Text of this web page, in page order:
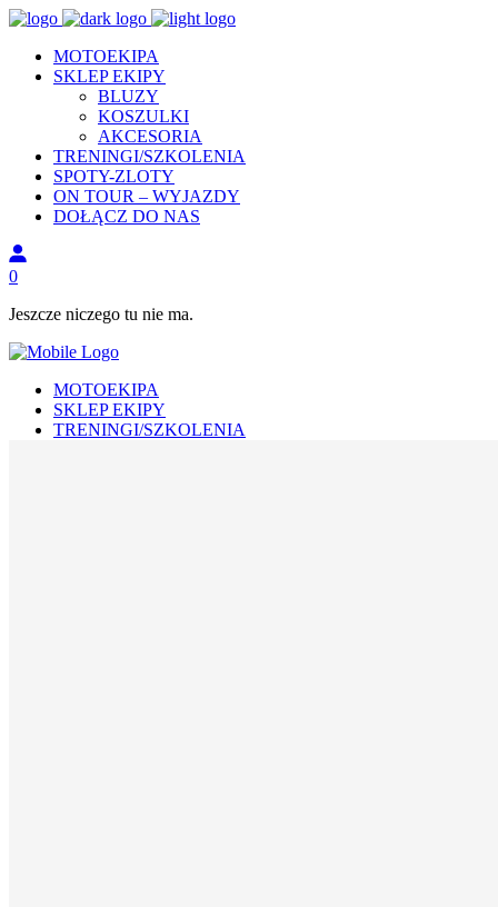
MOTOEKIPA
SKLEP EKIPY
BLUZY
KOSZULKI
AKCESORIA
TRENINGI/SZKOLENIA
SPOTY-ZLOTY
ON TOUR – WYJAZDY
DOŁĄCZ DO NAS
0
Jeszcze niczego tu nie ma.
MOTOEKIPA
SKLEP EKIPY
TRENINGI/SZKOLENIA